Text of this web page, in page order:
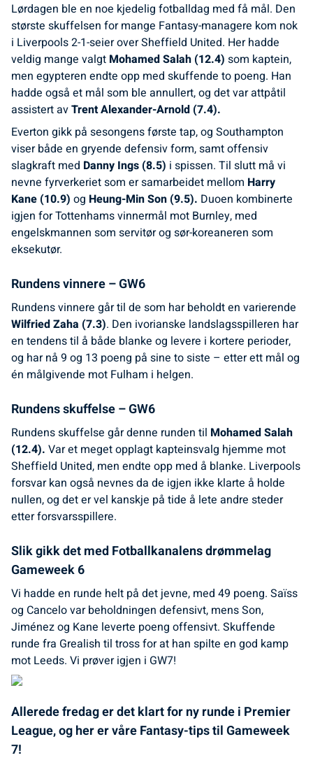
Lørdagen ble en noe kjedelig fotballdag med få mål. Den
største skuffelsen for mange Fantasy-managere kom nok
i Liverpools 2-1-seier over Sheffield United. Her hadde
veldig mange valgt Mohamed Salah (12.4) som kaptein,
men egypteren endte opp med skuffende to poeng. Han
hadde også et mål som ble annullert, og det var attpåtil
assistert avTrent Alexander-Arnold (7.4).
Everton gikk på sesongens første tap, og Southampton
viser både en gryende defensiv form, samt offensiv
slagkraft med Danny Ings (8.5) i spissen. Til slutt må vi
nevne fyrverkeriet som er samarbeidet mellom Harry
Kane (10.9) og Heung-Min Son (9.5). Duoen kombinerte
igjen for Tottenhams vinnermål mot Burnley, med
engelskmannen som servitør og sør-koreaneren som
eksekutør.
Rundens vinnere – GW6
Rundens vinnere går til de som har beholdt en varierende
Wilfried Zaha (7.3). Den ivorianske landslagsspilleren har
en tendens til å både blanke og levere i kortere perioder,
og har nå 9 og 13 poeng på sine to siste – etter ett mål og
én målgivende mot Fulham i helgen.
Rundens skuffelse – GW6
Rundens skuffelse går denne runden til Mohamed Salah
(12.4). Var et meget opplagt kapteinsvalg hjemme mot
Sheffield United, men endte opp med å blanke. Liverpools
forsvar kan også nevnes da de igjen ikke klarte å holde
nullen, og det er vel kanskje på tide å lete andre steder
etter forsvarsspillere.
Slik gikk det med Fotballkanalens drømmelag
Gameweek 6
Vi hadde en runde helt på det jevne, med 49 poeng. Saïss
og Cancelo var beholdningen defensivt, mens Son,
Jiménez og Kane leverte poeng offensivt. Skuffende
runde fra Grealish til tross for at han spilte en god kamp
mot Leeds. Vi prøver igjen i GW7!
Allerede fredag er det klart for ny runde i Premier
League, og her er våre Fantasy-tips til Gameweek
7!